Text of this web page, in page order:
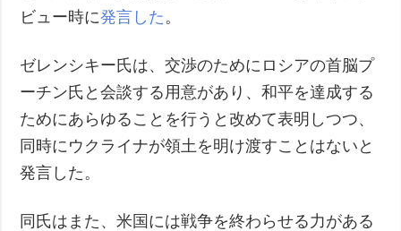
ビュー時に発言した 。
ゼレンシキー氏は、交渉のためにロシアの首脳プ
ーチン氏と会談する用意があり、和平を達成する
ためにあらゆることを行うと改めて表明しつつ、
同時にウクライナが領土を明け渡すことはないと
発言した。
同氏はまた、米国には戦争を終わらせる力がある